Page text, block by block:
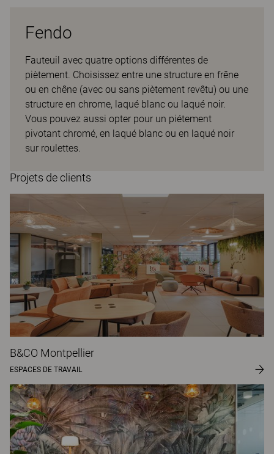
Fendo
Fauteuil avec quatre options différentes de
piètement. Choisissez entre une structure en frêne
ou en chêne (avec ou sans piètement revêtu) ou une
structure en chrome, laqué blanc ou laqué noir.
Vous pouvez aussi opter pour un piétement
pivotant chromé, en laqué blanc ou en laqué noir
sur roulettes.
Projets de clients
B&CO Montpellier
ESPACES DE TRAVAIL